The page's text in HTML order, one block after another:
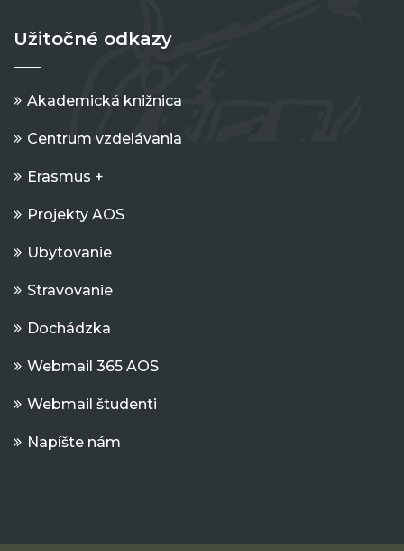
Užitočné odkazy
Akademická knižnica
Centrum vzdelávania
Erasmus +
Projekty AOS
Ubytovanie
Stravovanie
Dochádzka
Webmail 365 AOS
Webmail študenti
Napíšte nám